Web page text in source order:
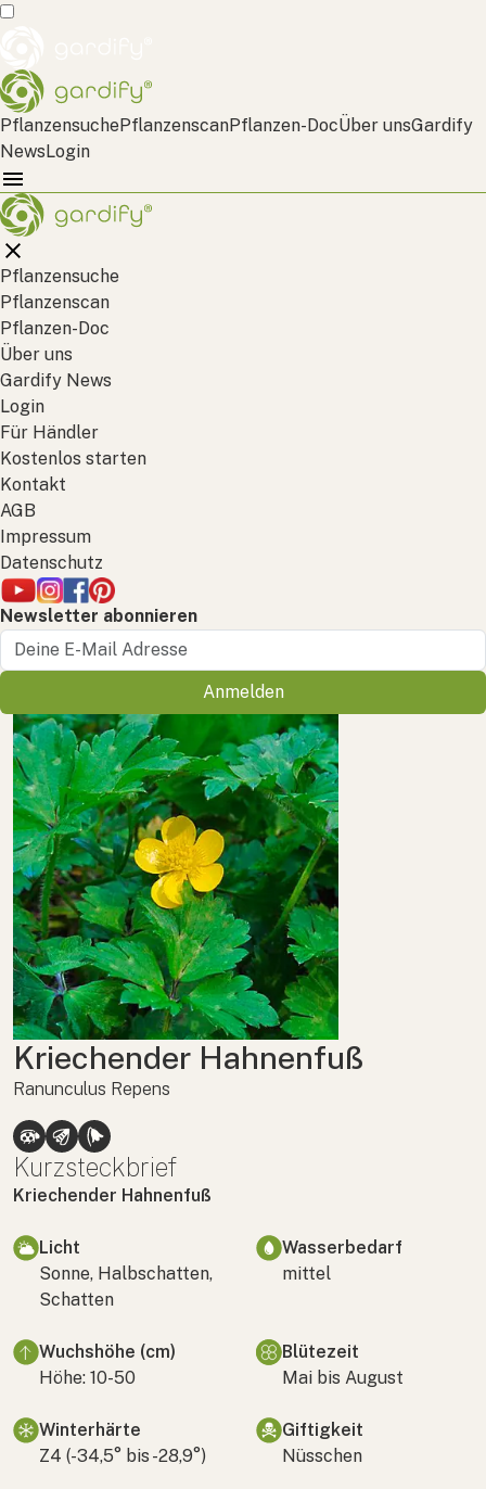
PflanzensuchePflanzenscanPflanzen-DocÜber unsGardify
NewsLogin
Pflanzensuche
Pflanzenscan
Pflanzen-Doc
Über uns
Gardify News
Login
Für Händler
Kostenlos starten
Kontakt
AGB
Impressum
Datenschutz
Newsletter abonnieren
Anmelden
Kriechender Hahnenfuß
Ranunculus Repens
Kurzsteckbrief
Kriechender Hahnenfuß
Licht
Sonne, Halbschatten,
Schatten
Wasserbedarf
mittel
Wuchshöhe (cm)
Höhe: 10-50
Blütezeit
Mai bis August
Winterhärte
Z4 (-34,5° bis -28,9°)
Giftigkeit
Nüsschen